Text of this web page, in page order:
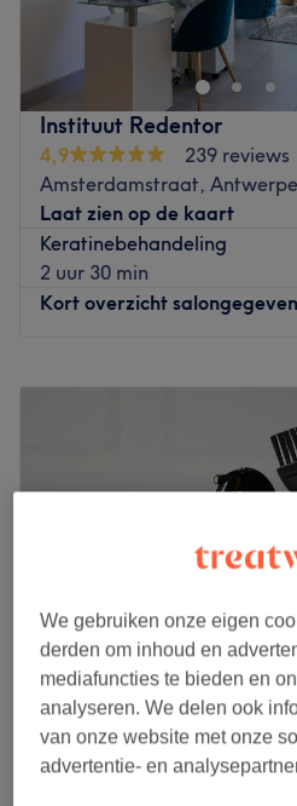
Instituut Redentor
4,9
239 reviews
Amsterdamstraat,
Laat zien op de kaart
Keratinebehandeling
2 uur 30 min
Kort overzicht
Vrijdag
gelegen in het hart van
bekend om de uitstekende
kwaliteitsbehandelingen die
Dichtstbijzijnde openbaar
Op slechts 1 minuut lopen van
Kapsalon Loco
4,9
65 reviews
We gebruiken onze eigen
derden om inhoud en
mediafuncties te bieden en
analyseren. We delen ook
van onze website met onze
advertentie- en